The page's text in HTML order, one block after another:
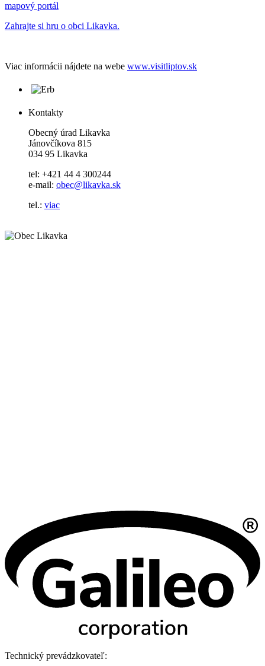
mapový portál
Zahrajte si hru o obci Likavka.
Viac informácii nájdete na webe www.visitliptov.sk
Kontakty
Obecný úrad Likavka
Jánovčíkova 815
034 95 Likavka
tel: +421 44 4 300244
e-mail: obec@likavka.sk
tel.: viac
Technický prevádzkovateľ: